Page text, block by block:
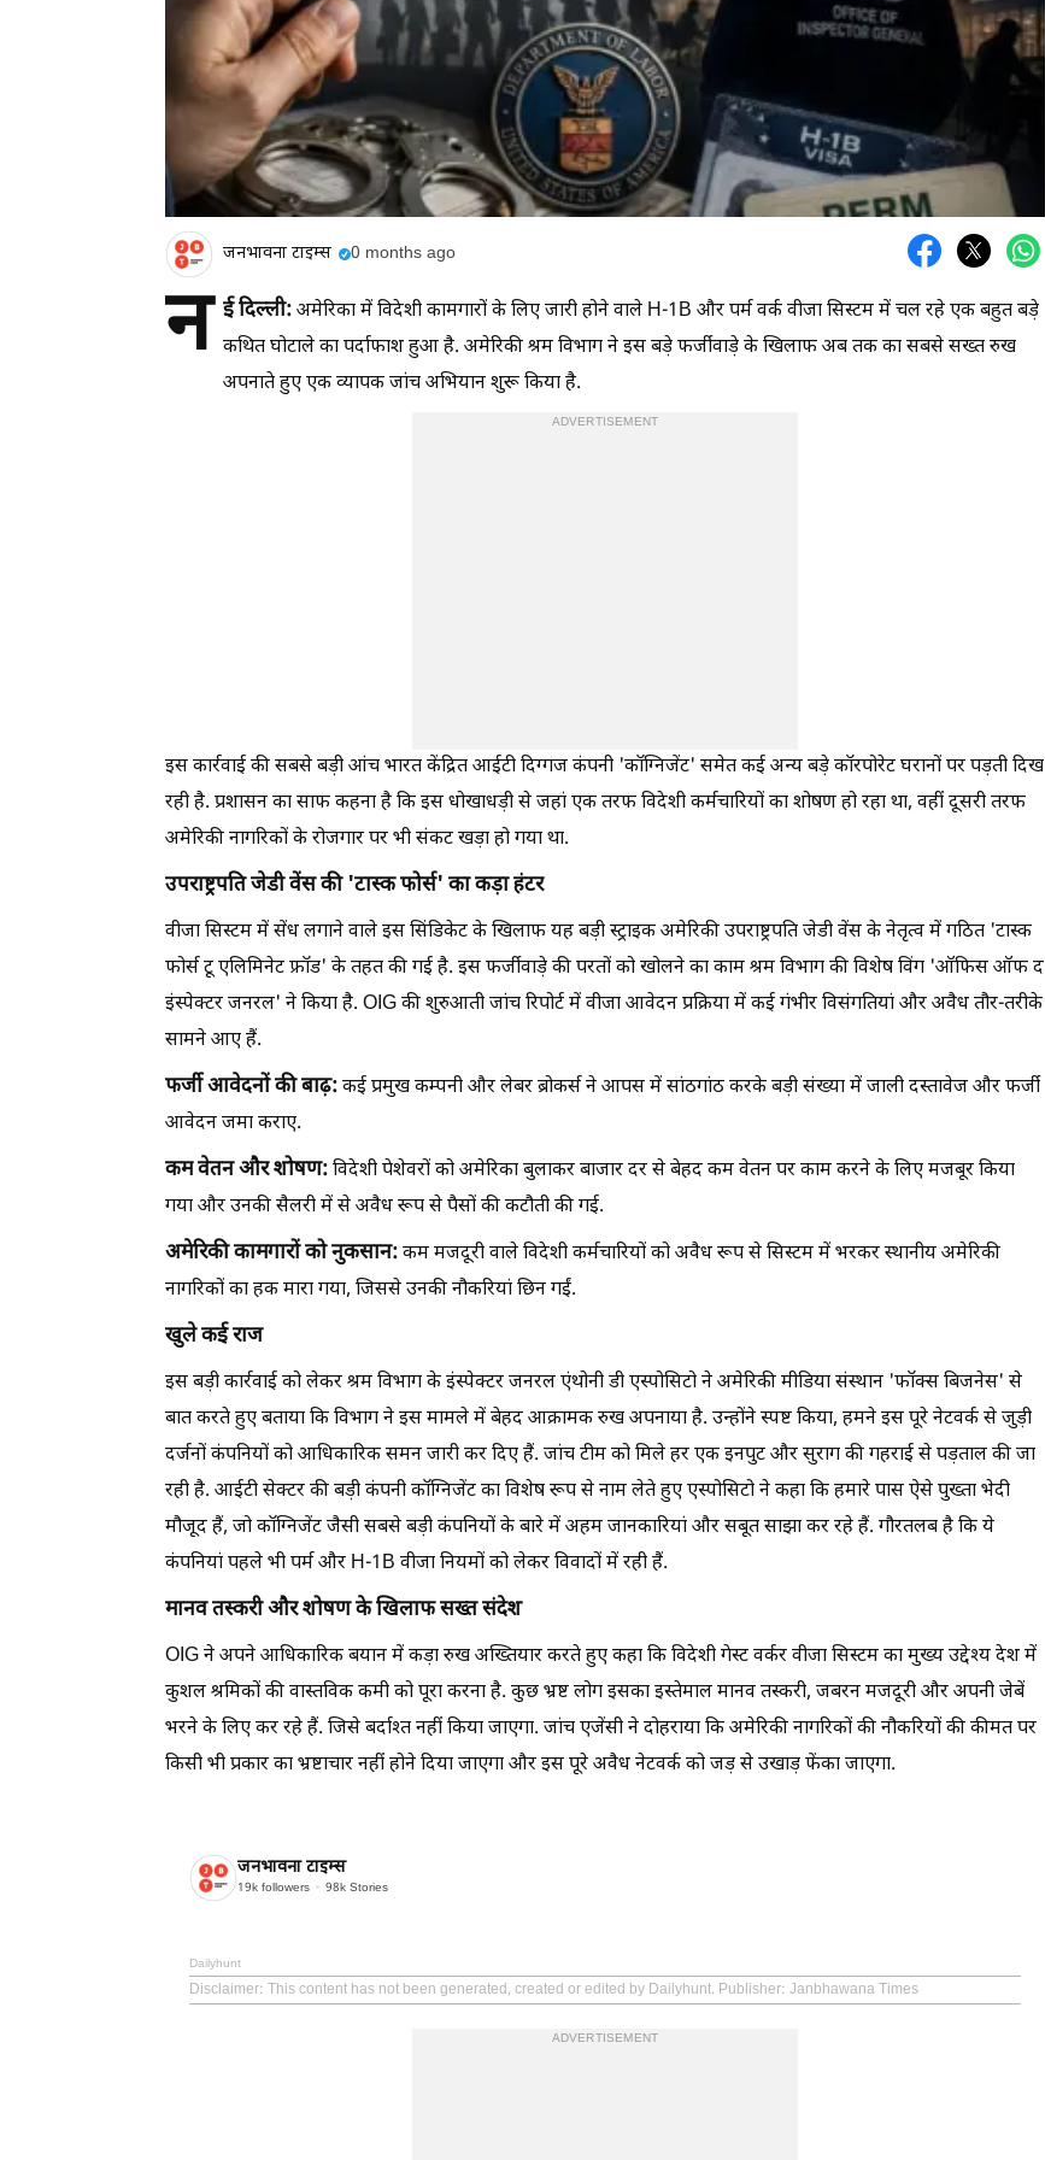
जनभावना टाइम्स 0 months ago
न ई दिल्ली:अमेरिका में विदेशी कामगारों के लिए जारी होने वाले H-1B और पर्म वर्क वीजा सिस्टम में चल रहे एक बहुत बड़े
कथित घोटाले का पर्दाफाश हुआ है. अमेरिकी श्रम विभाग ने इस बड़े फर्जीवाड़े के खिलाफ अब तक का सबसे सख्त रुख
अपनाते हुए एक व्यापक जांच अभियान शुरू किया है.
ADVERTISEMENT
इस कार्रवाई की सबसे बड़ी आंच भारत केंद्रित आईटी दिग्गज कंपनी 'कॉग्निजेंट' समेत कई अन्य बड़े कॉरपोरेट घरानों पर पड़ती दिख
रही है. प्रशासन का साफ कहना है कि इस धोखाधड़ी से जहां एक तरफ विदेशी कर्मचारियों का शोषण हो रहा था, वहीं दूसरी तरफ
अमेरिकी नागरिकों के रोजगार पर भी संकट खड़ा हो गया था.
उपराष्ट्रपति जेडी वेंस की 'टास्क फोर्स' का कड़ा हंटर
वीजा सिस्टम में सेंध लगाने वाले इस सिंडिकेट के खिलाफ यह बड़ी स्ट्राइक अमेरिकी उपराष्ट्रपति जेडी वेंस के नेतृत्व में गठित 'टास्क
फोर्स टू एलिमिनेट फ्रॉड' के तहत की गई है. इस फर्जीवाड़े की परतों को खोलने का काम श्रम विभाग की विशेष विंग 'ऑफिस ऑफ द
इंस्पेक्टर जनरल' ने किया है. OIG की शुरुआती जांच रिपोर्ट में वीजा आवेदन प्रक्रिया में कई गंभीर विसंगतियां और अवैध तौर-तरीके
सामने आए हैं.
फर्जी आवेदनों की बाढ़:कई प्रमुख कम्पनी और लेबर ब्रोकर्स ने आपस में सांठगांठ करके बड़ी संख्या में जाली दस्तावेज और फर्जी
आवेदन जमा कराए.
कम वेतन और शोषण:विदेशी पेशेवरों को अमेरिका बुलाकर बाजार दर से बेहद कम वेतन पर काम करने के लिए मजबूर किया
गया और उनकी सैलरी में से अवैध रूप से पैसों की कटौती की गई.
अमेरिकी कामगारों को नुकसान:कम मजदूरी वाले विदेशी कर्मचारियों को अवैध रूप से सिस्टम में भरकर स्थानीय अमेरिकी
नागरिकों का हक मारा गया, जिससे उनकी नौकरियां छिन गईं.
खुले कई राज
इस बड़ी कार्रवाई को लेकर श्रम विभाग के इंस्पेक्टर जनरल एंथोनी डी एस्पोसिटो ने अमेरिकी मीडिया संस्थान 'फॉक्स बिजनेस' से
बात करते हुए बताया कि विभाग ने इस मामले में बेहद आक्रामक रुख अपनाया है. उन्होंने स्पष्ट किया, हमने इस पूरे नेटवर्क से जुड़ी
दर्जनों कंपनियों को आधिकारिक समन जारी कर दिए हैं. जांच टीम को मिले हर एक इनपुट और सुराग की गहराई से पड़ताल की जा
रही है. आईटी सेक्टर की बड़ी कंपनी कॉग्निजेंट का विशेष रूप से नाम लेते हुए एस्पोसिटो ने कहा कि हमारे पास ऐसे पुख्ता भेदी
मौजूद हैं, जो कॉग्निजेंट जैसी सबसे बड़ी कंपनियों के बारे में अहम जानकारियां और सबूत साझा कर रहे हैं. गौरतलब है कि ये
कंपनियां पहले भी पर्म और H-1B वीजा नियमों को लेकर विवादों में रही हैं.
मानव तस्करी और शोषण के खिलाफ सख्त संदेश
OIG ने अपने आधिकारिक बयान में कड़ा रुख अख्तियार करते हुए कहा कि विदेशी गेस्ट वर्कर वीजा सिस्टम का मुख्य उद्देश्य देश में
कुशल श्रमिकों की वास्तविक कमी को पूरा करना है. कुछ भ्रष्ट लोग इसका इस्तेमाल मानव तस्करी, जबरन मजदूरी और अपनी जेबें
भरने के लिए कर रहे हैं. जिसे बर्दाश्त नहीं किया जाएगा. जांच एजेंसी ने दोहराया कि अमेरिकी नागरिकों की नौकरियों की कीमत पर
किसी भी प्रकार का भ्रष्टाचार नहीं होने दिया जाएगा और इस पूरे अवैध नेटवर्क को जड़ से उखाड़ फेंका जाएगा.
जनभावना टाइम्स
19k followers 98k Stories
Dailyhunt
Disclaimer: This content has not been generated, created or edited by Dailyhunt. Publisher: Janbhawana Times
ADVERTISEMENT